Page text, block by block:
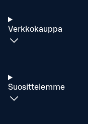
Verkkokauppa
Suosittelemme